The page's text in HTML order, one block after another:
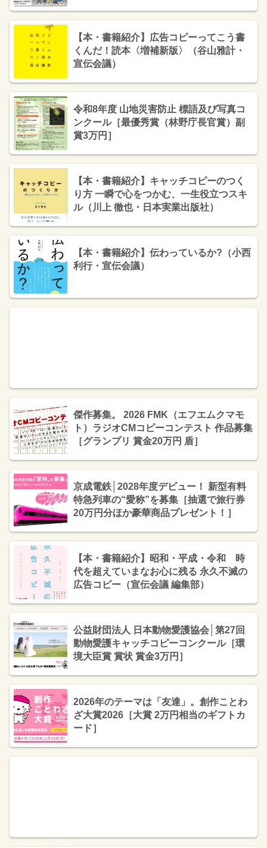
【本・書籍紹介】広告コピーってこう書
くんだ！読本〈増補新版〉（谷山雅計・
宣伝会議）
令和8年度 山地災害防止 標語及び写真コ
ンクール［最優秀賞（林野庁長官賞）副
賞3万円］
【本・書籍紹介】キャッチコピーのつく
り方 一瞬で心をつかむ、一生役立つスキ
ル（川上 徹也・日本実業出版社）
【本・書籍紹介】伝わっているか?（小西
利行・宣伝会議）
傑作募集。 2026 FMK（エフエムクマモ
ト）ラジオCMコピーコンテスト 作品募集
［グランプリ 賞金20万円 盾］
京成電鉄│2028年度デビュー！ 新型有料
特急列車の“愛称”を募集［抽選で旅行券
20万円分ほか豪華商品プレゼント！］
【本・書籍紹介】昭和・平成・令和 時
代を超えていまなお心に残る 永久不滅の
広告コピー（宣伝会議 編集部）
公益財団法人 日本動物愛護協会│第27回
動物愛護キャッチコピーコンクール［環
境大臣賞 賞状 賞金3万円］
2026年のテーマは「友達」。創作ことわ
ざ大賞2026［大賞 2万円相当のギフトカ
ード］